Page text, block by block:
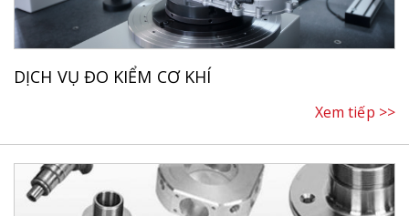
DỊCH VỤ ĐO KIỂM CƠ KHÍ
Xem tiếp >>